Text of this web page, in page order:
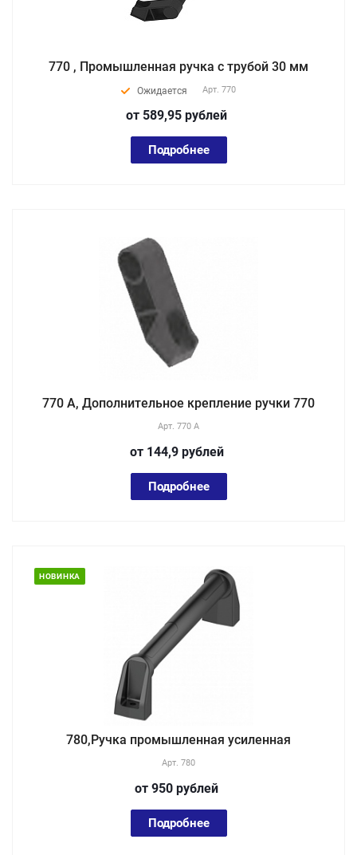
770 , Промышленная ручка с трубой 30 мм
Ожидается Арт. 770
от 589,95 рублей
Подробнее
770 А, Дополнительное крепление ручки 770
Арт. 770 А
от 144,9 рублей
Подробнее
НОВИНКА
780,Ручка промышленная усиленная
Арт. 780
от 950 рублей
Подробнее